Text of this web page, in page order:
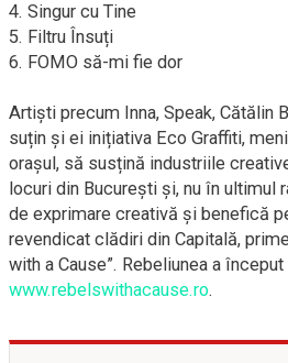
4. Singur cu Tine
5. Filtru Însuți
6. FOMO să-mi fie dor
Artiști precum Inna, Speak, Cătălin
suțin și ei inițiativa Eco Graffiti,
orașul, să susțină industriile
locuri din București și, nu în ultimul
de exprimare creativă și benefică
revendicat clădiri din Capitală,
with a Cause”. Rebeliunea a început
www.rebelswithacause.ro.